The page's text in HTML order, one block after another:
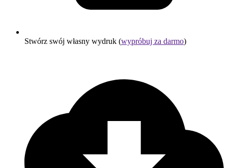
Stwórz swój własny wydruk (wypróbuj za darmo)